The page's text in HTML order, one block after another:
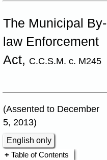
The Municipal By-
law Enforcement
Act, C.C.S.M. c. M245
(Assented to December
5, 2013)
English only
Table of Contents